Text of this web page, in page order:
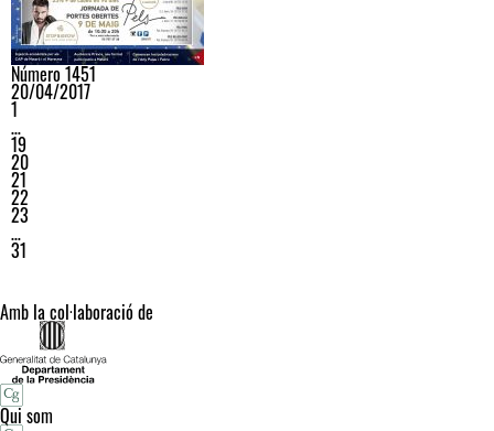
Número 1451
20/04/2017
1
…
19
20
21
22
23
…
31
Amb la col·laboració de
Qui som